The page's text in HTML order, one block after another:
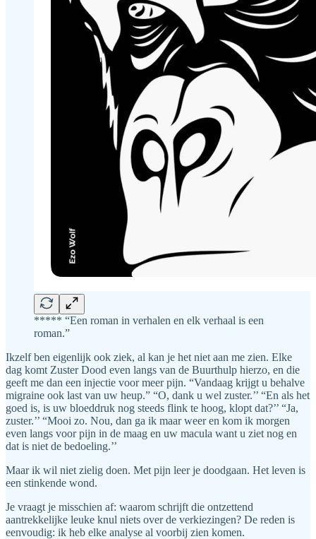
***** “Een roman in verhalen en elk verhaal is een
roman.”
Ikzelf ben eigenlijk ook ziek, al kan je het niet aan me zien. Elke
dag komt Zuster Dood even langs van de Buurthulp hierzo, en die
geeft me dan een injectie voor meer pijn. “Vandaag krijgt u behalve
migraine ook last van uw heup.” “O, dank u wel zuster.’’ “En als het
goed is, is uw bloeddruk nog steeds flink te hoog, klopt dat?’’ “Ja,
zuster.’’ “Mooi zo. Nou, dan ga ik maar weer en kom ik morgen
even langs voor pijn in de maag en uw macula want u ziet nog en
dat is niet de bedoeling.’’
Maar ik wil niet zielig doen. Met pijn leer je doodgaan. Het leven is
een stinkende wond.
Je vraagt je misschien af: waarom schrijft die ontzettend
aantrekkelijke leuke knul niets over de verkiezingen? De reden is
eenvoudig: ik heb elke analyse al voorbij zien komen.